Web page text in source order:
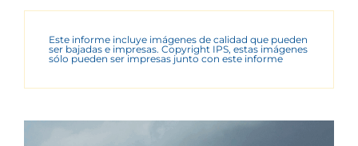
Este informe incluye imágenes de calidad que pueden
ser bajadas e impresas. Copyright IPS, estas imágenes
sólo pueden ser impresas junto con este informe